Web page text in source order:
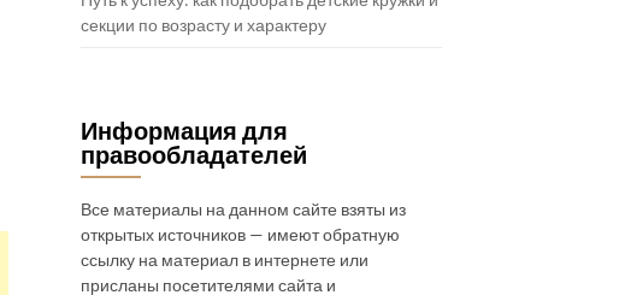
секции по возрасту и характеру
Информация для
правообладателей
Все материалы на данном сайте взяты из
открытых источников — имеют обратную
ссылку на материал в интернете или
присланы посетителями сайта и